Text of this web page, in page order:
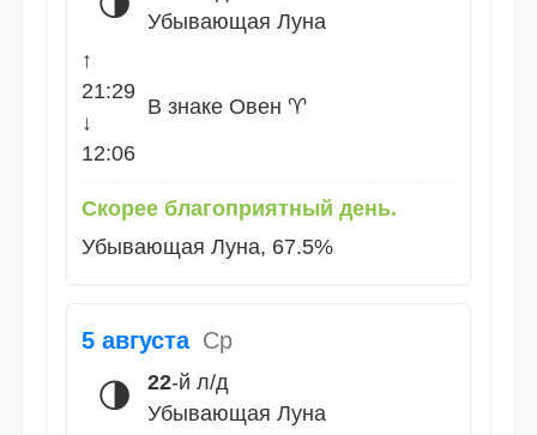
Убывающая Луна
↑
21:29
↓
12:06
В знаке Овен ♈
Скорее благоприятный день.
Убывающая Луна, 67.5%
5 августа Ср
🌗 22-й л/д
Убывающая Луна